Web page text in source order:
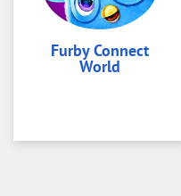
Furby Connect
World